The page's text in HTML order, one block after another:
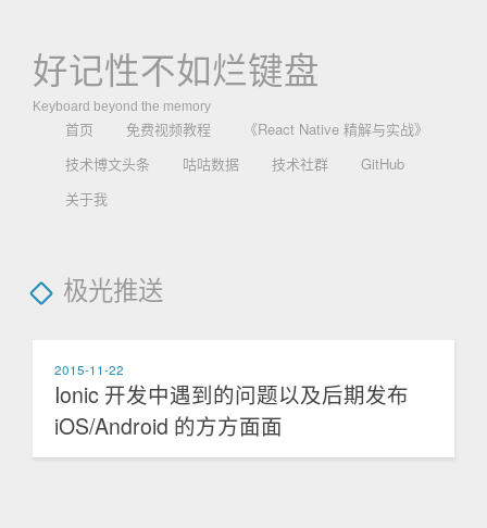
好记性不如烂键盘
Keyboard beyond the memory
首页 免费视频教程
《React Native 精解与实战》
技术博文头条
咕咕数据 技术社群
GitHub
关于我
极光推送
2015-11-22
Ionic 开发中遇到的问题以及后期发布
iOS/Android 的方方面面